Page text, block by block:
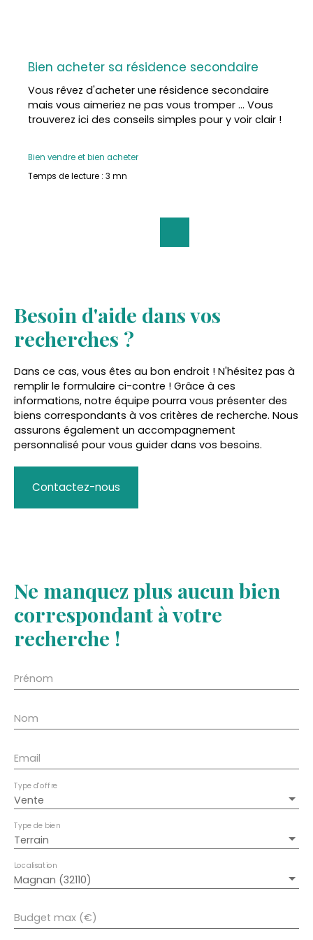
Bien acheter sa résidence secondaire
Vous rêvez d'acheter une résidence secondaire
mais vous aimeriez ne pas vous tromper ... Vous
trouverez ici des conseils simples pour y voir clair !
Bien vendre et bien acheter
Temps de lecture : 3 mn
Besoin d'aide dans vos
recherches ?
Dans ce cas, vous êtes au bon endroit ! N'hésitez pas à
remplir le formulaire ci-contre ! Grâce à ces
informations, notre équipe pourra vous présenter des
biens correspondants à vos critères de recherche. Nous
assurons également un accompagnement
personnalisé pour vous guider dans vos besoins.
Contactez-nous
Ne manquez plus aucun bien
correspondant à votre
recherche !
Prénom
Nom
Email
Vente
Type d'offre
Terrain
Type de bien
Magnan (32110)
Localisation
Budget max (€)